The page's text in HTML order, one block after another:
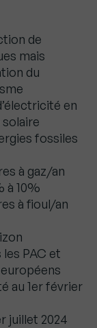
de
mais
du
en
fossiles
à gaz/an
à 10%
à fioul/an
PAC et
au 1er février
juillet 2024